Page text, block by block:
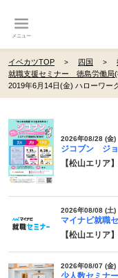
メニュー
イベカツTOP 四国
就職支援セミナー 徳島労働局(
2019年6月14日(金) ハローワー
2026年08/28 (金)
ジコブン ジ
【松山エリア
2026年08/08 (土)
マイナビ就職
【松山エリア
2026年08/07 (金)